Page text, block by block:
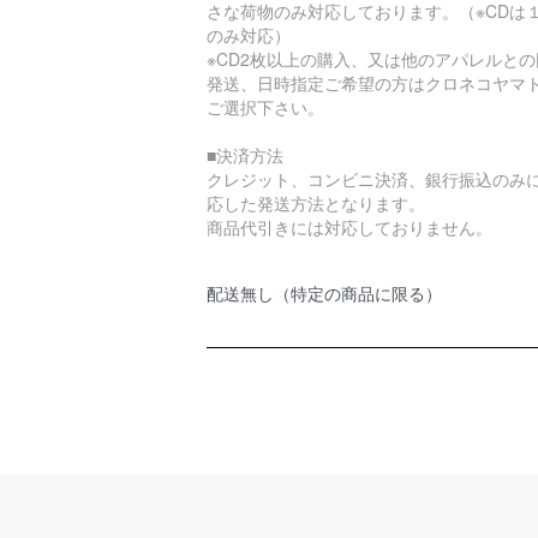
さな荷物のみ対応しております。（※CDは
のみ対応）
※CD2枚以上の購入、又は他のアパレルと
発送、日時指定ご希望の方はクロネコヤマ
ご選択下さい。
■決済方法
クレジット、コンビニ決済、銀行振込のみ
応した発送方法となります。
商品代引きには対応しておりません。
配送無し（特定の商品に限る）